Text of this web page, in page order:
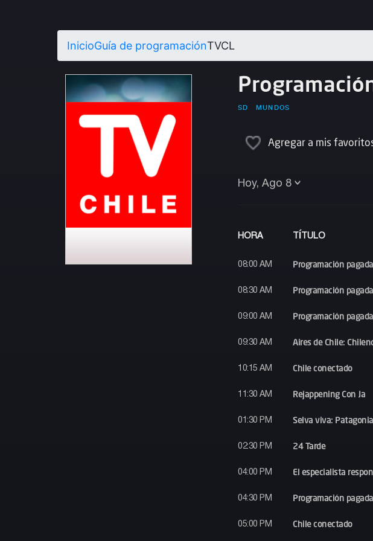
InicioGuía de programaciónTVCL
SD MUNDOS
Agregar a mis
Hoy, Ago 8
HORA TÍTULO
08:00 AM Programación pagada
08:30 AM Programación pagada
09:00 AM Programación pagada
09:30 AM Aires de Chile:
10:15 AM Chile conectado
11:30 AM Rejappening Con Ja
01:30 PM Selva viva: Patagonia
02:30 PM 24 Tarde
04:00 PM El especialista
04:30 PM Programación pagada
05:00 PM Chile conectado